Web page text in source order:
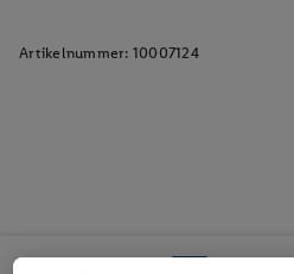
Artikelnummer: 10007124